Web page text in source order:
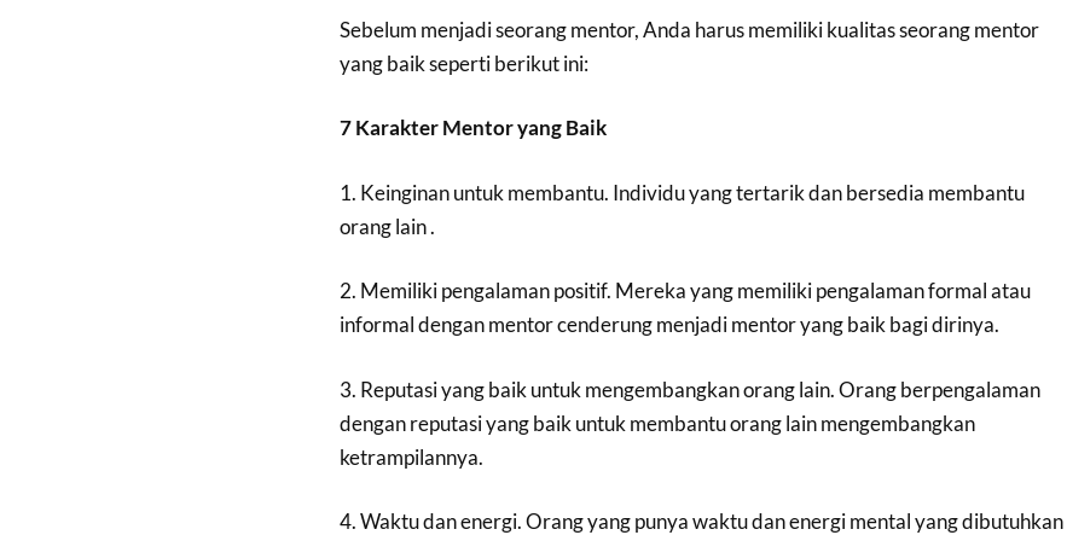
Sebelum menjadi seorang mentor, Anda harus memiliki kualitas seorang mentor
yang baik seperti berikut ini:
7 Karakter Mentor yang Baik
1. Keinginan untuk membantu. Individu yang tertarik dan bersedia membantu
orang lain .
2. Memiliki pengalaman positif. Mereka yang memiliki pengalaman formal atau
informal dengan mentor cenderung menjadi mentor yang baik bagi dirinya.
3. Reputasi yang baik untuk mengembangkan orang lain. Orang berpengalaman
dengan reputasi yang baik untuk membantu orang lain mengembangkan
ketrampilannya.
4. Waktu dan energi. Orang yang punya waktu dan energi mental yang dibutuhkan